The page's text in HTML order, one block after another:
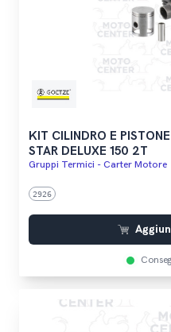
KIT CILINDRO E
STAR DELUXE 150 2T
Gruppi Termici - Carter Motore
2926